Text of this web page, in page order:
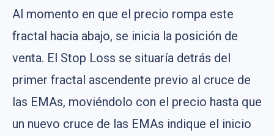
Al momento en que el precio rompa este
fractal hacia abajo, se inicia la posición de
venta. El Stop Loss se situaría detrás del
primer fractal ascendente previo al cruce de
las EMAs, moviéndolo con el precio hasta que
un nuevo cruce de las EMAs indique el inicio